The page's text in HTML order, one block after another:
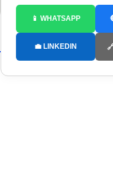
📱 WHATSAPP
💼 LINKEDIN